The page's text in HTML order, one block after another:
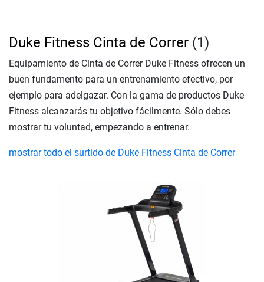
Duke Fitness Cinta de Correr (1)
Equipamiento de Cinta de Correr Duke Fitness ofrecen un
buen fundamento para un entrenamiento efectivo, por
ejemplo para adelgazar. Con la gama de productos Duke
Fitness alcanzarás tu objetivo fácilmente. Sólo debes
mostrar tu voluntad, empezando a entrenar.
mostrar todo el surtido de Duke Fitness Cinta de Correr